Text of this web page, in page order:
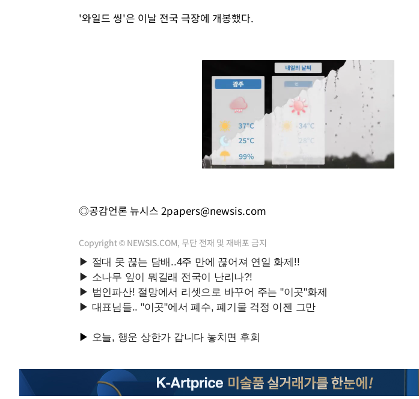
'와일드 씽'은 이날 전국 극장에 개봉했다.
◎공감언론 뉴시스 2papers@newsis.com
Copyright © NEWSIS.COM, 무단 전재 및 재배포 금지